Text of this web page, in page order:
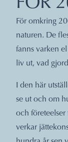
För omkring
naturen. De
fanns varken
liv ut, vad
I den här
se ut och om
och företeelser
verkar